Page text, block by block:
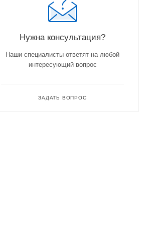
Нужна консультация?
Наши специалисты ответят на любой
интересующий вопрос
ЗАДАТЬ ВОПРОС